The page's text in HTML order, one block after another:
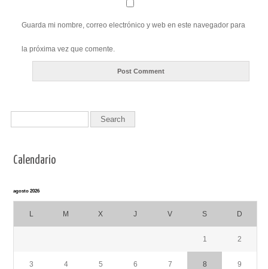
Guarda mi nombre, correo electrónico y web en este navegador para
la próxima vez que comente.
Calendario
agosto 2026
L M X J V S D
1 2
3 4 5 6 7 8 9